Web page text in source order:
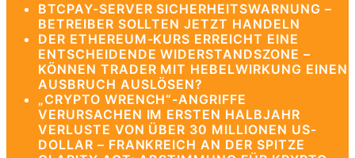
BTCPAY-SERVER SICHERHEITSWARNUNG –
BETREIBER SOLLTEN JETZT HANDELN
DER ETHEREUM-KURS ERREICHT EINE
ENTSCHEIDENDE WIDERSTANDSZONE –
KÖNNEN TRADER MIT HEBELWIRKUNG EINEN
AUSBRUCH AUSLÖSEN?
„CRYPTO WRENCH“-ANGRIFFE
VERURSACHEN IM ERSTEN HALBJAHR
VERLUSTE VON ÜBER 30 MILLIONEN US-
DOLLAR – FRANKREICH AN DER SPITZE